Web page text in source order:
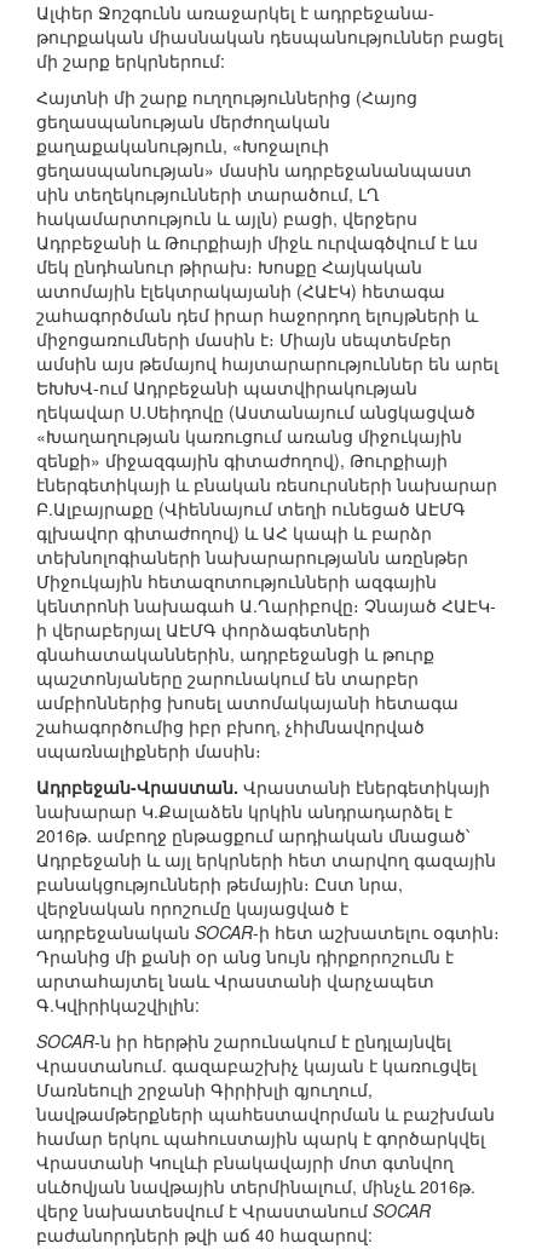
Ալփեր Ջոշգունն առաջարկել է ադրբեջանա-
թուրքական միասնական դեսպանություններ բացել
մի շարք երկրներում:
Հայտնի մի շարք ուղղություններից (Հայոց
ցեղասպանության մերժողական
քաղաքականություն, «Խոջալուի
ցեղասպանության» մասին ադրբեջանանպաստ
սին տեղեկությունների տարածում, ԼՂ
հակամարտություն և այլն) բացի, վերջերս
Ադրբեջանի և Թուրքիայի միջև ուրվագծվում է ևս
մեկ ընդհանուր թիրախ։ Խոսքը Հայկական
ատոմային էլեկտրակայանի (ՀԱԷԿ) հետագա
շահագործման դեմ իրար հաջորդող ելույթների և
միջոցառումների մասին է։ Միայն սեպտեմբեր
ամսին այս թեմայով հայտարարություններ են արել
ԵԽԽՎ-ում Ադրբեջանի պատվիրակության
ղեկավար Ս.Սեիդովը (Աստանայում անցկացված
«Խաղաղության կառուցում առանց միջուկային
զենքի» միջազգային գիտաժողով), Թուրքիայի
էներգետիկայի և բնական ռեսուրսների նախարար
Բ.Ալբայրաքը (Վիեննայում տեղի ունեցած ԱԷՄԳ
գլխավոր գիտաժողով) և ԱՀ կապի և բարձր
տեխնոլոգիաների նախարարությանն առընթեր
Միջուկային հետազոտությունների ազգային
կենտրոնի նախագահ Ա.Ղարիբովը։ Չնայած ՀԱԷԿ-
ի վերաբերյալ ԱԷՄԳ փորձագետների
գնահատականներին, ադրբեջանցի և թուրք
պաշտոնյաները շարունակում են տարբեր
ամբիոններից խոսել ատոմակայանի հետագա
շահագործումից իբր բխող, չհիմնավորված
սպառնալիքների մասին։
Ադրբեջան-Վրաստան. Վրաստանի էներգետիկայի
նախարար Կ.Քալաձեն կրկին անդրադարձել է
2016թ. ամբողջ ընթացքում արդիական մնացած՝
Ադրբեջանի և այլ երկրների հետ տարվող գազային
բանակցությունների թեմային։ Ըստ նրա,
վերջնական որոշումը կայացված է
ադրբեջանական SOCAR-ի հետ աշխատելու օգտին։
Դրանից մի քանի օր անց նույն դիրքորոշումն է
արտահայտել նաև Վրաստանի վարչապետ
Գ.Կվիրիկաշվիլին:
SOCAR-ն իր հերթին շարունակում է ընդլայնվել
Վրաստանում. գազաբաշխիչ կայան է կառուցվել
Մառնեուլի շրջանի Գիրիխլի գյուղում,
նավթամթերքների պահեստավորման և բաշխման
համար երկու պահուստային պարկ է գործարկվել
Վրաստանի Կուլևի բնակավայրի մոտ գտնվող
սևծովյան նավթային տերմինալում, մինչև 2016թ.
վերջ նախատեսվում է Վրաստանում SOCAR
բաժանորդների թվի աճ 40 հազարով: